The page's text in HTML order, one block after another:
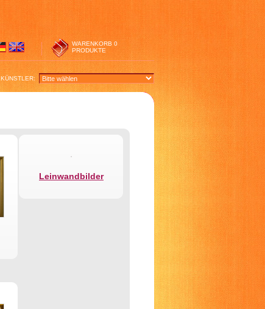
WARENKORB 0
PRODUKTE
KÜNSTLER:
Leinwandbilder